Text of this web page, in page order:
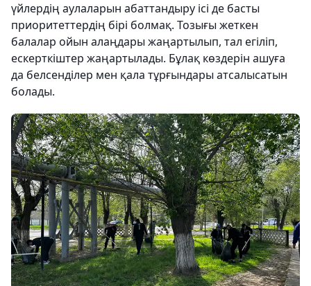
үйлердің аулаларын абаттандыру ісі де басты
приоритеттердің бірі болмақ. Тозығы жеткен
балалар ойын алаңдары жаңартылып, тал егіліп,
ескерткіштер жаңартылады. Бұлақ көздерін ашуға
да белсенділер мен қала тұрғындары атсалысатын
болады.